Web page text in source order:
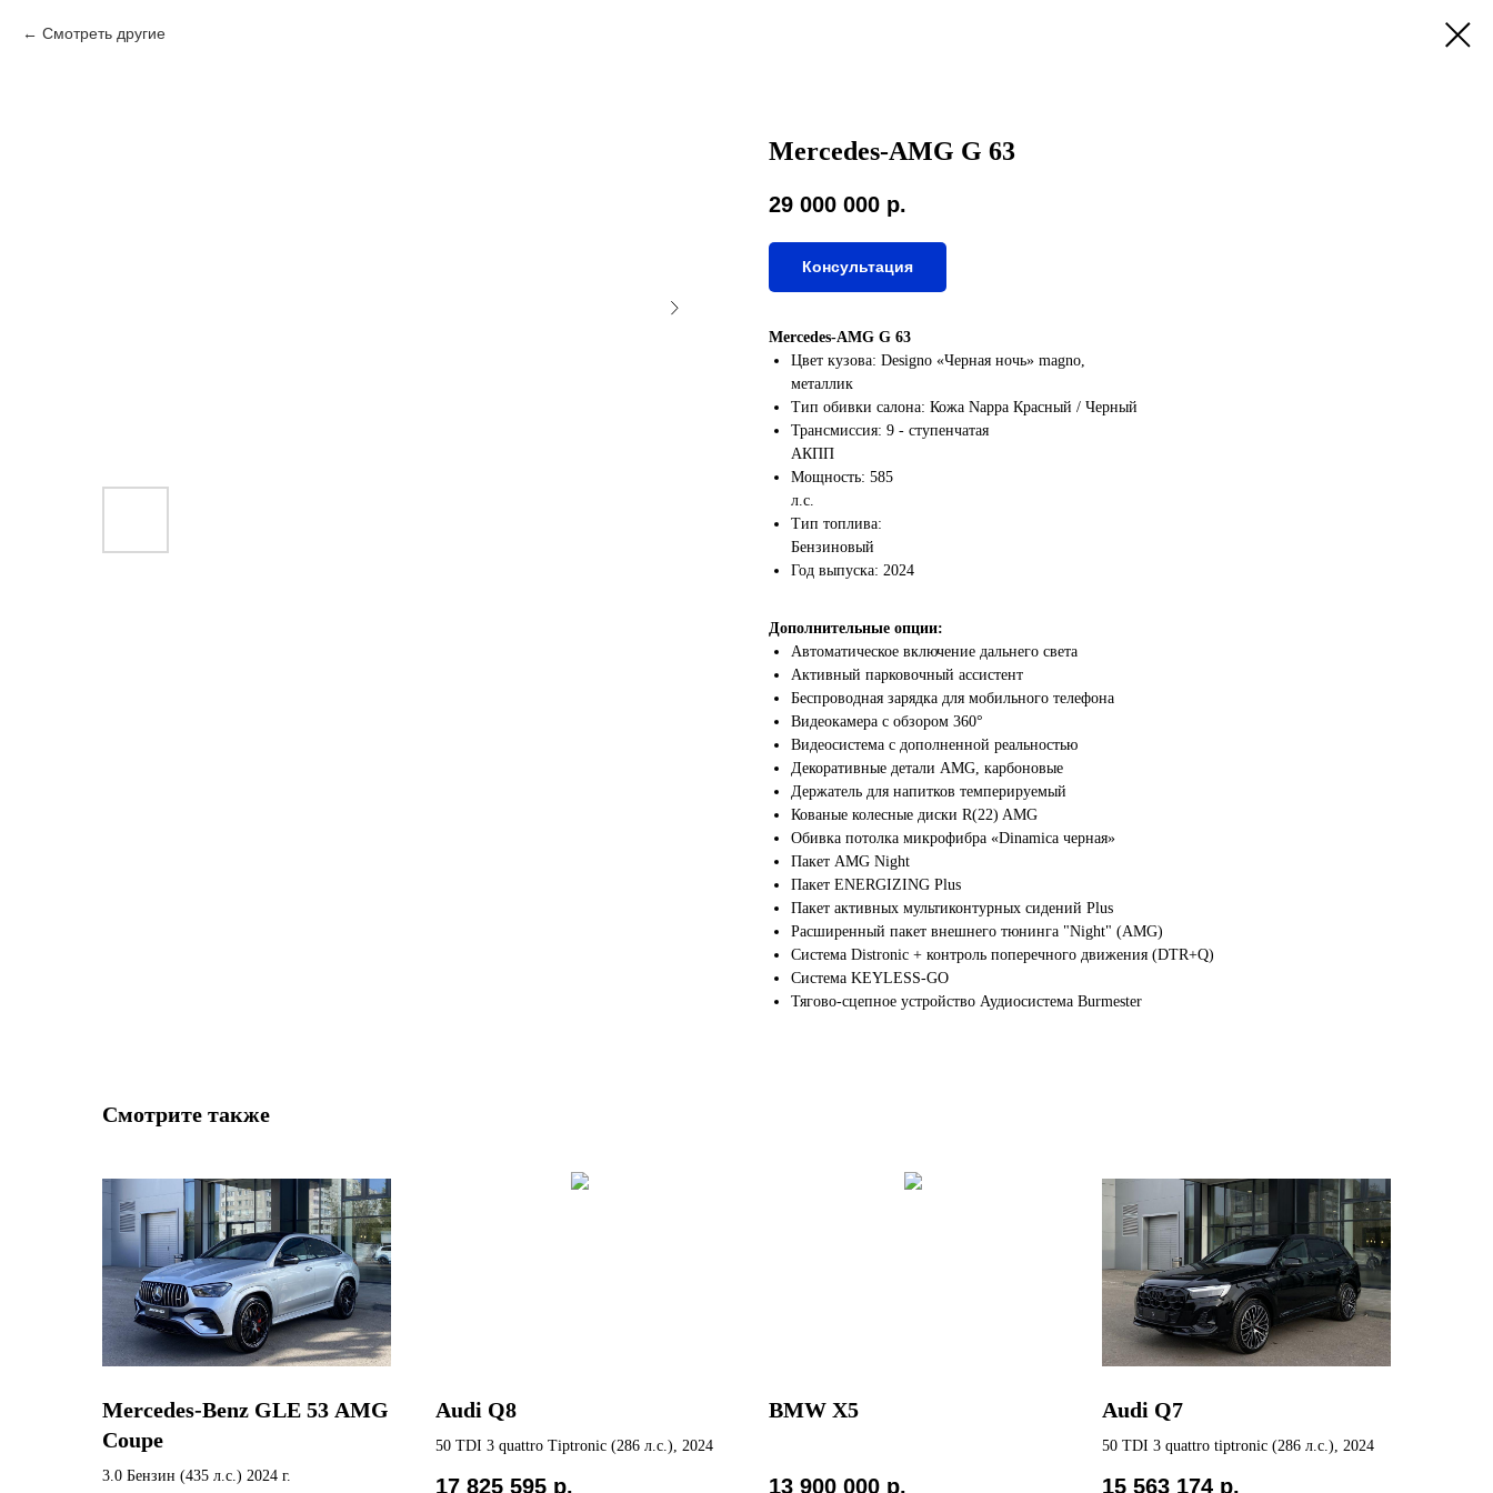
Смотреть другие
Mercedes-AMG G 63
29 000 000 р.
Консультация
Mercedes-AMG G 63
Цвет кузова: Designo «Черная ночь» magno,
металлик
Тип обивки салона: Кожа Nappa Красный / Черный
Трансмиссия: 9 - ступенчатая
АКПП
Мощность: 585
л.с.
Тип топлива:
Бензиновый
Год выпуска: 2024
Дополнительные опции:
Автоматическое включение дальнего света
Активный парковочный ассистент
Беспроводная зарядка для мобильного телефона
Видеокамера с обзором 360°
Видеосистема с дополненной реальностью
Декоративные детали AMG, карбоновые
Держатель для напитков темперируемый
Кованые колесные диски R(22) AMG
Обивка потолка микрофибра «Dinamica черная»
Пакет AMG Night
Пакет ENERGIZING Plus
Пакет активных мультиконтурных сидений Plus
Расширенный пакет внешнего тюнинга "Night" (AMG)
Система Distronic + контроль поперечного движения (DTR+Q)
Система KEYLESS-GO
Тягово-сцепное устройство Аудиосистема Burmester
Смотрите также
Mercedes-Benz GLE 53 AMG
Coupe
3.0 Бензин (435 л.с.) 2024 г.
Audi Q8
50 TDI 3 quattro Tiptronic (286 л.с.), 2024
17 825 595 р.
BMW X5
13 900 000 р.
Audi Q7
50 TDI 3 quattro tiptronic (286 л.с.), 2024
15 563 174 р.